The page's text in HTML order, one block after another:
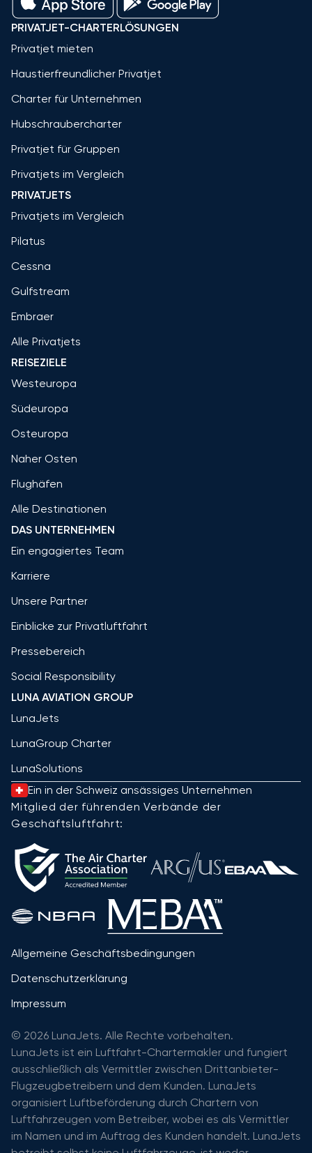
PRIVATJET-CHARTERLÖSUNGEN
Privatjet mieten
Haustierfreundlicher Privatjet
Charter für Unternehmen
Hubschraubercharter
Privatjet für Gruppen
Privatjets im Vergleich
PRIVATJETS
Privatjets im Vergleich
Pilatus
Cessna
Gulfstream
Embraer
Alle Privatjets
REISEZIELE
Westeuropa
Südeuropa
Osteuropa
Naher Osten
Flughäfen
Alle Destinationen
DAS UNTERNEHMEN
Ein engagiertes Team
Karriere
Unsere Partner
Einblicke zur Privatluftfahrt
Pressebereich
Social Responsibility
LUNA AVIATION GROUP
LunaJets
LunaGroup Charter
LunaSolutions
Ein in der Schweiz ansässiges Unternehmen
Mitglied der führenden Verbände der
Geschäftsluftfahrt:
Allgemeine Geschäftsbedingungen
Datenschutzerklärung
Impressum
© 2026 LunaJets. Alle Rechte vorbehalten.
LunaJets ist ein Luftfahrt-Chartermakler und fungiert
ausschließlich als Vermittler zwischen Drittanbieter-
Flugzeugbetreibern und dem Kunden. LunaJets
organisiert Luftbeförderung durch Chartern von
Luftfahrzeugen vom Betreiber, wobei es als Vermittler
im Namen und im Auftrag des Kunden handelt. LunaJets